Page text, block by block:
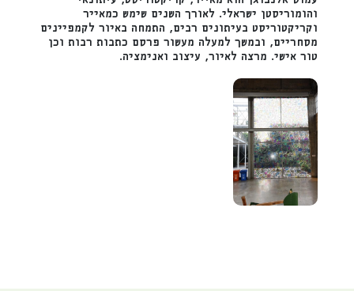
והומוריסטן ישראלי. לאורך השנים שימש כמאייר
וקריקטוריסט בעיתונים רבים, התמחה באיור לקמפיינים
מסחריים, ובמשך למעלה מעשור פרסם כתבות רבות וכן
טור אישי. מרצה לאיור, עיצוב ואנימציה.